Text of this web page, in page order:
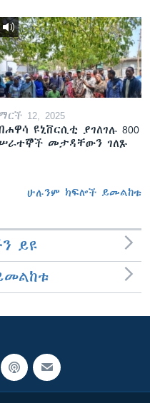
ማርች 12, 2025
ዩኒቨርሲቲ ያገለገሉ 800
ሠራተኞች መታዳቸውን ገለጹ
ሁሉንም ክፍሎች ይመልከቱ
ይዩ